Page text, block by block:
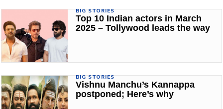
BIG STORIES
Top 10 Indian actors in March
2025 – Tollywood leads the way
BIG STORIES
Vishnu Manchu’s Kannappa
postponed; Here’s why